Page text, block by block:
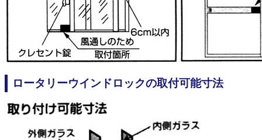
ロータリーウインドロックの取付可能寸法